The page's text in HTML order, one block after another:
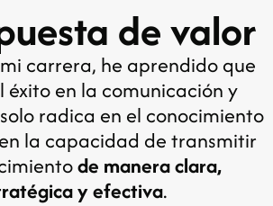
de valor
carrera, he aprendido que
éxito en la comunicación y
radica en el conocimiento
la capacidad de transmitir
de manera clara,
y efectiva.